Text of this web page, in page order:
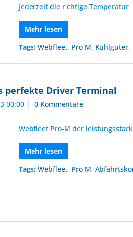
Jederzeit die richtige Temperatur
Mehr lesen
Tags: Webfleet, Pro M, Kühlgüter,
perfekte Driver Terminal
00:00 0 Kommentare
Webfleet Pro-M der
Mehr lesen
Tags: Webfleet, Pro M,